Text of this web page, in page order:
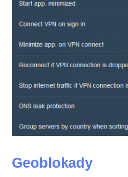
Geoblokady